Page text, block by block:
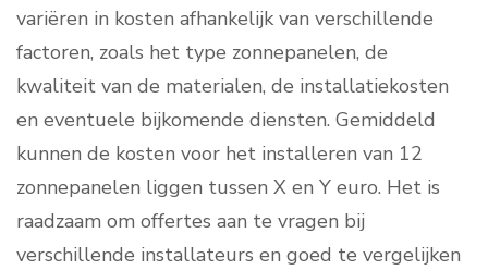
variëren in kosten afhankelijk van verschillende
factoren, zoals het type zonnepanelen, de
kwaliteit van de materialen, de installatiekosten
en eventuele bijkomende diensten. Gemiddeld
kunnen de kosten voor het installeren van 12
zonnepanelen liggen tussen X en Y euro. Het is
raadzaam om offertes aan te vragen bij
verschillende installateurs en goed te vergelijken